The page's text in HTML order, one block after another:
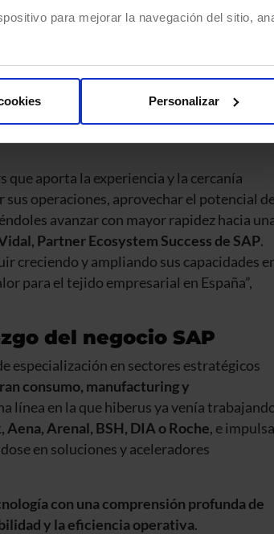
para mejorar la navegación del sitio,
Personalizar
experiencia digital, ciberseguridad e
y generación de valor.
a grandes organizaciones en su
de procesos, datos e IA se
que aporta la experiencia y la cercanía
operaciones, aprovechar el potencial
avanzar con mayor rapidez hacia
Partner Ecosystem Success de SAP.
creciendo y ampliando sus capacidades
para el tejido empresarial en España”,
del negocio SAP
especialización en sectores estratégicos
consumo, manufacturing y
línea en la que hiberus ya venía
Aena, Arenal, BSH, DIA o Roche, e impulsa
en soluciones y aceleradores
con una comprensión profunda de
y la eficiencia operativa.